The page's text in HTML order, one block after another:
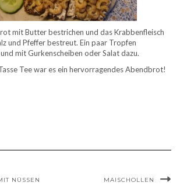
mit Butter bestrichen und das Krabbenfleisch
und Pfeffer bestreut. Ein paar Tropfen
mit Gurkenscheiben oder Salat dazu.
Tee war es ein hervorragendes Abendbrot!
NÜSSEN MAISCHOLLEN